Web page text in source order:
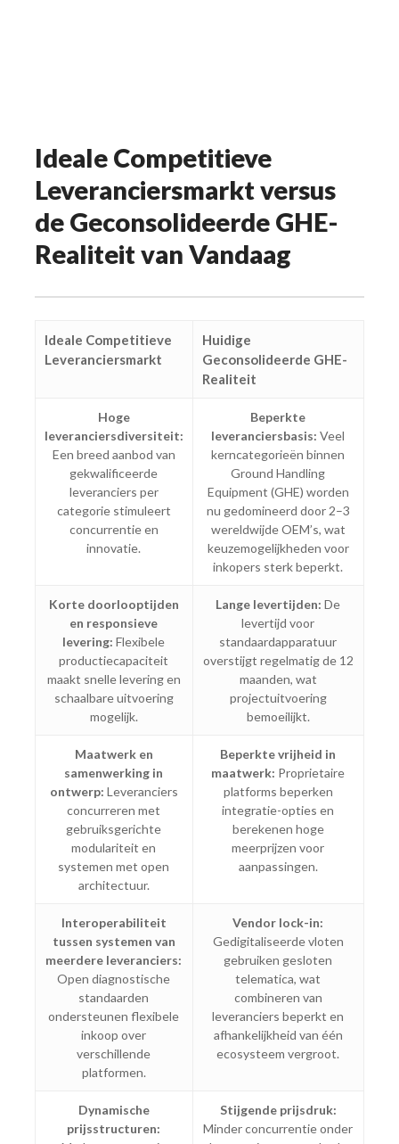
Ideale Competitieve
Leveranciersmarkt versus
de Geconsolideerde GHE-
Realiteit van Vandaag
Ideale Competitieve
Leveranciersmarkt
Huidige
Geconsolideerde GHE-
Realiteit
Hoge
leveranciersdiversiteit:
Een breed aanbod van
gekwalificeerde
leveranciers per
categorie stimuleert
concurrentie en
innovatie.
Beperkte
leveranciersbasis: Veel
kerncategorieën binnen
Ground Handling
Equipment (GHE) worden
nu gedomineerd door 2–3
wereldwijde OEM’s, wat
keuzemogelijkheden voor
inkopers sterk beperkt.
Korte doorlooptijden
en responsieve
levering: Flexibele
productiecapaciteit
maakt snelle levering en
schaalbare uitvoering
mogelijk.
Lange levertijden: De
levertijd voor
standaardapparatuur
overstijgt regelmatig de 12
maanden, wat
projectuitvoering
bemoeilijkt.
Maatwerk en
samenwerking in
ontwerp: Leveranciers
concurreren met
gebruiksgerichte
modulariteit en
systemen met open
architectuur.
Beperkte vrijheid in
maatwerk: Proprietaire
platforms beperken
integratie-opties en
berekenen hoge
meerprijzen voor
aanpassingen.
Interoperabiliteit
tussen systemen van
meerdere leveranciers:
Open diagnostische
standaarden
ondersteunen flexibele
inkoop over
verschillende
platformen.
Vendor lock-in:
Gedigitaliseerde vloten
gebruiken gesloten
telematica, wat
combineren van
leveranciers beperkt en
afhankelijkheid van één
ecosysteem vergroot.
Dynamische
prijsstructuren:
Stijgende prijsdruk:
Minder concurrentie onder